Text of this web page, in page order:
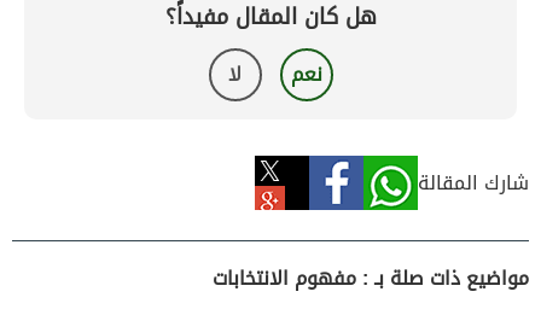
هل كان المقال مفيداً؟
نعم لا
شارك المقالة
مواضيع ذات صلة بـ : مفهوم الانتخابات